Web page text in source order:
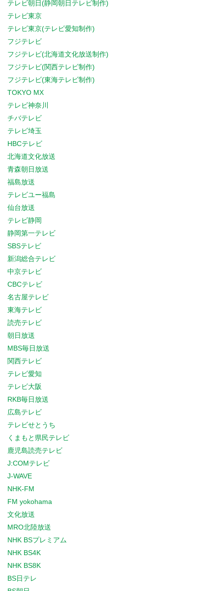
テレビ朝日(静岡朝日テレビ制作)
テレビ東京
テレビ東京(テレビ愛知制作)
フジテレビ
フジテレビ(北海道文化放送制作)
フジテレビ(関西テレビ制作)
フジテレビ(東海テレビ制作)
TOKYO MX
テレビ神奈川
チバテレビ
テレビ埼玉
HBCテレビ
北海道文化放送
青森朝日放送
福島放送
テレビユー福島
仙台放送
テレビ静岡
静岡第一テレビ
SBSテレビ
新潟総合テレビ
中京テレビ
CBCテレビ
名古屋テレビ
東海テレビ
読売テレビ
朝日放送
MBS毎日放送
関西テレビ
テレビ愛知
テレビ大阪
RKB毎日放送
広島テレビ
テレビせとうち
くまもと県民テレビ
鹿児島読売テレビ
J:COMテレビ
J-WAVE
NHK-FM
FM yokohama
文化放送
MRO北陸放送
NHK BSプレミアム
NHK BS4K
NHK BS8K
BS日テレ